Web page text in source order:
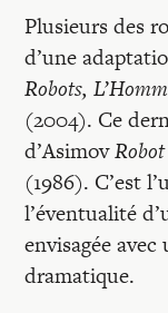
Plusieurs des
d’une
Robots,
(2004). Ce
d’Asimov
(1986). C’est
l’éventualité
envisagée
dramatique.